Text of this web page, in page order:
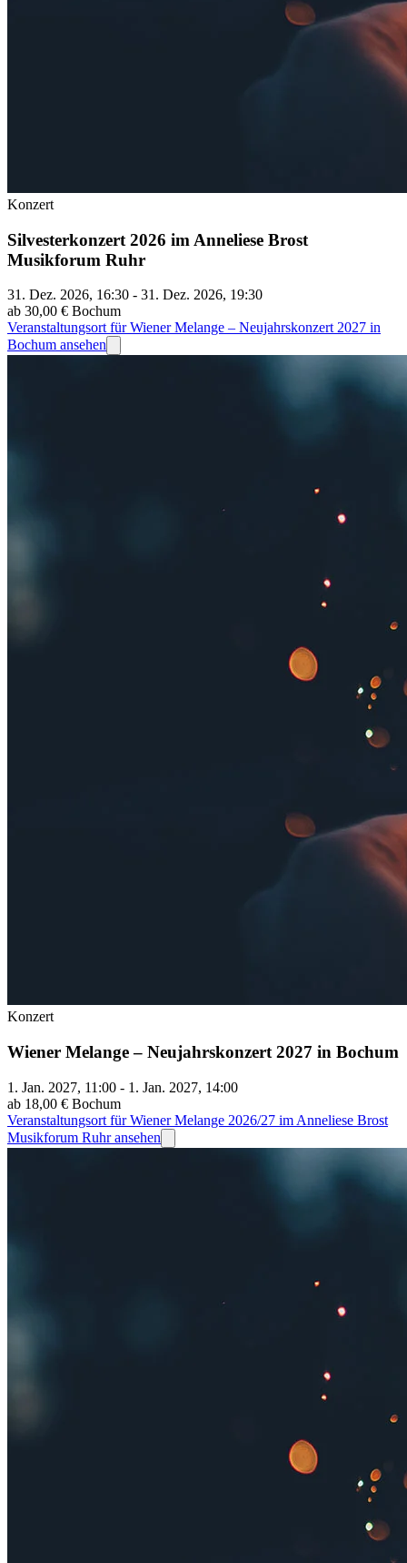
Konzert
Silvesterkonzert 2026 im Anneliese Brost
Musikforum Ruhr
31. Dez. 2026, 16:30 - 31. Dez. 2026, 19:30
ab 30,00 € Bochum
Veranstaltungsort für Wiener Melange – Neujahrskonzert 2027 in
Bochum ansehen
Konzert
Wiener Melange – Neujahrskonzert 2027 in Bochum
1. Jan. 2027, 11:00 - 1. Jan. 2027, 14:00
ab 18,00 € Bochum
Veranstaltungsort für Wiener Melange 2026/27 im Anneliese Brost
Musikforum Ruhr ansehen